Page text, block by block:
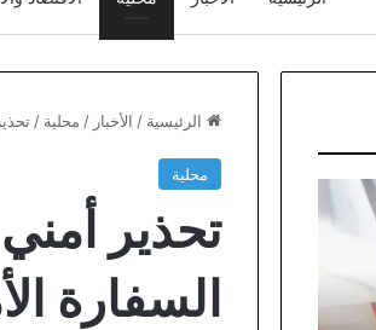
الرئيسية / الأخبار / محلية /
محلية
تحذير
السفارة